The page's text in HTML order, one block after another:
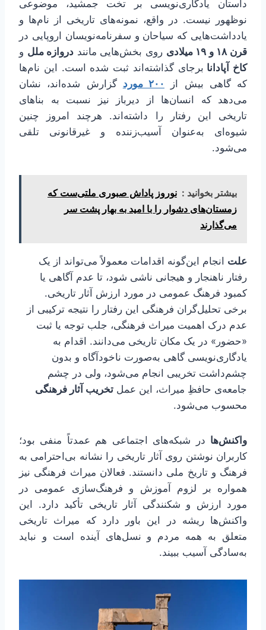
داستان یادگاری‌نویسی بر تخت جمشید، موضوعی
نوظهور نیست. در واقع، نمونه‌های تاریخی از نام‌ها و
یادداشت‌هایی که سیاحان و سفرنامه‌نویسان اروپایی در
قرن ۱۸ و ۱۹ میلادی
روی بخش‌هایی مانند دروازه ملل و
کاخ آپادانا برجای گذاشته‌اند ثبت شده است. این نام‌ها
که گاهی بیش از ۲۰۰ مورد
گزارش شده‌اند، نشان
می‌دهد که انسان‌ها از دیرباز نیز نسبت به بناهای
تاریخی این رفتار را داشته‌اند. هرچند امروز چنین
شیوه‌ای به‌عنوان آسیب‌زننده و غیرقانونی تلقی
می‌شود.
بیشتر بخوانید : نوروز پاداش صبوری ملتی‌ست که
زمستان‌های دشوار را با امید به بهار پشت سر
می‌گذارند
علت انجام این‌گونه اقدامات معمولاً می‌تواند از یک
رفتار ناهنجار و هیجانی ناشی شود، تا عدم آگاهی یا
کمبود فرهنگ عمومی در مورد ارزش آثار تاریخی.
برخی تحلیل‌گران فرهنگی این رفتار را نتیجه ترکیبی از
عدم درک اهمیت میراث فرهنگی، جلب توجه یا ثبت
«حضور» در یک مکان تاریخی می‌دانند. اقدام به
یادگاری‌نویسی گاهی به‌صورت ناخودآگاه و بدون
چشم‌داشت تخریبی انجام می‌شود، ولی در چشم
جامعه‌ی حافظِ میراث، این عمل تخریب آثار فرهنگی
محسوب می‌شود.
واکنش‌ها در شبکه‌های اجتماعی هم عمدتاً منفی بود؛
کاربران نوشتن روی آثار تاریخی را نشانه بی‌احترامی به
فرهنگ و تاریخ ملی دانستند. فعالان میراث فرهنگی نیز
همواره بر لزوم آموزش و فرهنگ‌سازی عمومی در
مورد ارزش و شکنندگی آثار تاریخی تأکید دارد. این
واکنش‌ها ریشه در این باور دارد که میراث تاریخی
متعلق به همه مردم و نسل‌های آینده است و نباید
به‌سادگی آسیب ببیند.